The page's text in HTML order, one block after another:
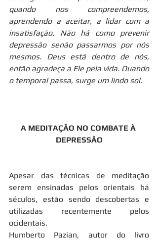
quando nos compreendemos,
aprendendo a aceitar, a lidar com a
insatisfação. Não há como prevenir
depressão senão passarmos por nós
mesmos. Deus está dentro de nós,
então agradeça a Ele pela vida. Quando
o temporal passa, surge um lindo sol.
A MEDITAÇÃO NO COMBATE À
DEPRESSÃO
Apesar das técnicas de meditação
serem ensinadas pelos orientais há
séculos, estão sendo descobertas e
utilizadas recentemente pelos
ocidentais.
Humberto Pazian, autor do livro